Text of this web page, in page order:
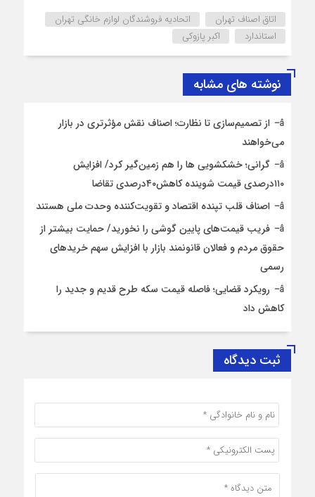
اتاق اصناف تهران
اتحادیه فروشندگان لوازم خانگی تهران
استاندارد
اکبر پازوکی
نوشته های مشابه
از تصمیم‌سازی تا نظارت؛ اصناف نقش مؤثرتری در بازار
می‌خواهند
گرانی؛ خشکشویی‌ ها را هم زمین‌گیر کرد/ افزایش
۱۱۰درصدی قیمت شوینده کاهش۴۰درصدی تقاضا
اصناف قلب تپنده اقتصاد و تقویت‌کننده وحدت ملی هستند
فریب قیمت‌های پایین گوشی را نخورید/ حمایت بیشتر از
حقوق مردم و فعالان قانونمند بازار با افزایش سهم خریدهای
رسمی
رویکرد قضایی؛ فاصله قیمت سکه طرح قدیم و جدید را
کاهش داد
ثبت دیدگاه